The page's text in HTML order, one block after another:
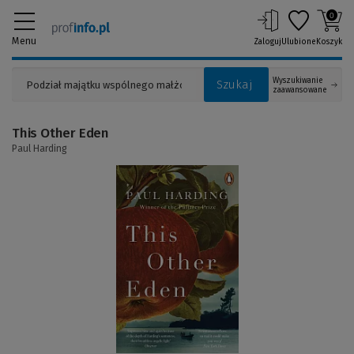
Menu
Szukaj
Wyszukiwanie
zaawansowane
ZalogujUlubione
0
Koszyk
strony)
This Other Eden
Paul Harding